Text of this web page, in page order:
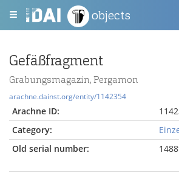
objects
Gefäßfragment
Grabungsmagazin, Pergamon
arachne.dainst.org/entity/1142354
Arachne ID:
Category:
Old serial number: